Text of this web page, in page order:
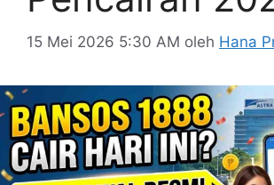
15 Mei 2026 5:30 AM oleh Hana